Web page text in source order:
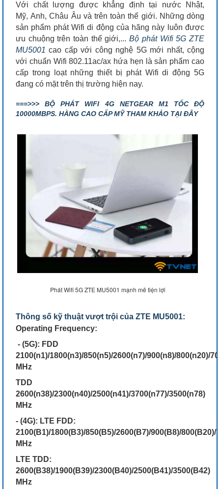
Với chất lượng được khẳng định tại nước Nhật,
Mỹ, Anh, Châu Âu và trên toàn thế giới. Những dòng
sản phẩm phát Wifi di động của hãng này luôn được
ưu chuộng trên toàn thế giới,...Bộ phát Wifi 5GZTE
MU5001 cao cấp với công nghệ 5G mới nhất, cộng
với chuẩn Wifi 802.11ac/ax hứa hẹn là sản phẩm cao
cấp trong loạt những thiết bị phát Wifi di động 5G
đang có mặt trên thị trường hiện nay.
===>>> BỘ PHÁT WIFI 4G NETGEAR M1 TỐC ĐỘ
10000MBPS. HÀNG CAO CẤP MỸ THAM KHẢO TẠI ĐÂY
Phát Wifi 5G ZTE MU5001 mạnh mẽ tiện lợi
Thông số kỹ thuật vượt trội của ZTE MU5001:
Operating Frequency:
- (5G): FDD
2100(n1)/1800(n3)/850(n5)/2600(n7)/900(n8)/800(n20)/
MHz
TDD
2600(n38)/2300(n40)/2500(n41)/3700(n77)/3500(n78)
MHz
- (4G): LTE FDD:
2100(B1)/1800(B3)/850(B5)/2600(B7)/900(B8)/800(B20)/
MHz
LTE TDD:
2600(B38)/1900(B39)/2300(B40)/2500(B41)/3500(B42)
MHz